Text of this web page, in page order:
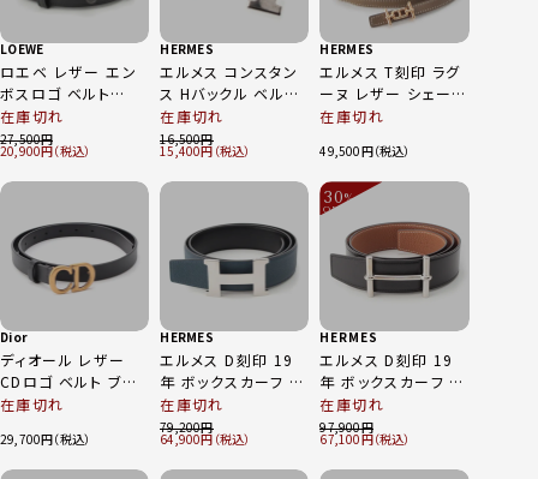
LOEWE
ロエベ レザー エン
ボスロゴ ベルト
524.01015U ブラッ
ク
在庫切れ
27,500
20,900
HERMES
エルメス コンスタン
ス Hバックル ベルト
シルバー
在庫切れ
16,500
15,400
HERMES
エルメス T刻印 ラグ
ーヌ レザー シェーヌ
ダンクル リバーシブ
ラウン 90
在庫切れ
49,500
Dior
ディオール レザー
CDロゴ ベルト ブラッ
ク 75
在庫切れ
29,700
HERMES
エルメス D刻印 19
年 ボックスカーフ ト
ゴ コンスタンス リバ
ーシブル Hバックル
38 シルバー金具 ベ
ルト H074562CK05
在庫切れ
79,200
64,900
30%
OFF
HERMES
エルメス D刻印 19
年 ボックスカーフ ト
ゴ Hダンクル リバー
シブル 38 ベルト
H077938CK05 ブラ
ック ゴールド 90
在庫切れ
97,900
67,100